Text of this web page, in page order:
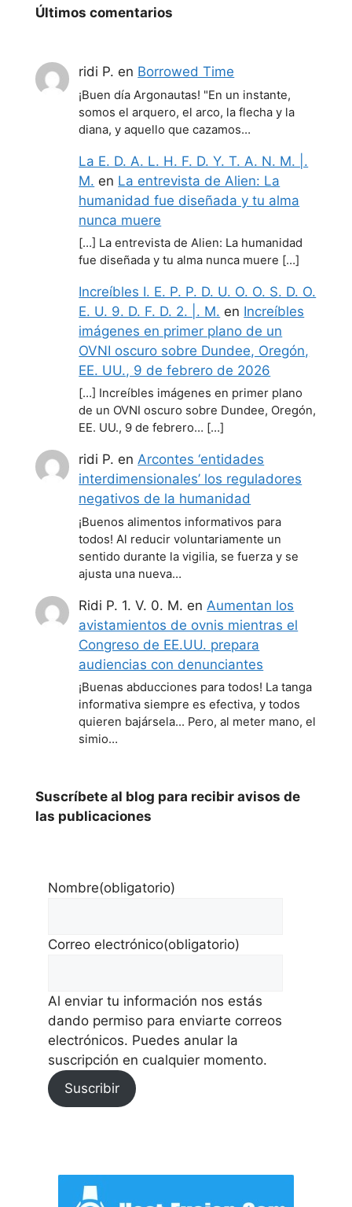
Últimos comentarios
ridi P. en Borrowed Time
¡Buen día Argonautas! "En un instante,
somos el arquero, el arco, la flecha y la
diana, y aquello que cazamos…
La E. D. A. L. H. F. D. Y. T. A. N. M. |.
M. en La entrevista de Alien: La
humanidad fue diseñada y tu alma
nunca muere
[…] La entrevista de Alien: La humanidad
fue diseñada y tu alma nunca muere […]
Increíbles I. E. P. P. D. U. O. O. S. D. O.
E. U. 9. D. F. D. 2. |. M. en Increíbles
imágenes en primer plano de un
OVNI oscuro sobre Dundee, Oregón,
EE. UU., 9 de febrero de 2026
[…] Increíbles imágenes en primer plano
de un OVNI oscuro sobre Dundee, Oregón,
EE. UU., 9 de febrero… […]
ridi P. enArcontes ‘entidades
interdimensionales’ los reguladores
negativos de la humanidad
¡Buenos alimentos informativos para
todos! Al reducir voluntariamente un
sentido durante la vigilia, se fuerza y se
ajusta una nueva…
Ridi P. 1. V. 0. M. en Aumentan los
avistamientos de ovnis mientras el
Congreso de EE.UU. prepara
audiencias con denunciantes
¡Buenas abducciones para todos! La tanga
informativa siempre es efectiva, y todos
quieren bajársela... Pero, al meter mano, el
simio…
Suscríbete al blog para recibir avisos de
las publicaciones
Nombre(obligatorio)
Correo electrónico(obligatorio)
Al enviar tu información nos estás
dando permiso para enviarte correos
electrónicos. Puedes anular la
suscripción en cualquier momento.
Suscribir